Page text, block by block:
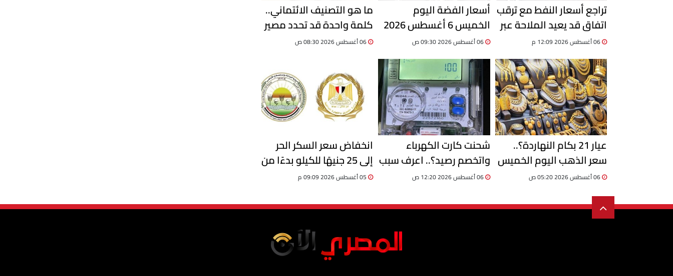
تراجع أسعار النفط مع ترقب
اتفاق قد يعيد الملاحة عبر
مضيق هرمز
أسعار الفضة اليوم
الخميس 6 أغسطس 2026
في مصر وعيار 999 يسجل
99 جنيهًا
06 أغسطس 2026 09:30 ص
ما هو التصنيف الائتماني..
كلمة واحدة قد تحدد مصير
مليارات الدولارات
06 أغسطس 2026 08:30 ص
عيار 21 بكام النهاردة؟..
سعر الذهب اليوم الخميس
6 أغسطس 2026 في مصر
شحنت كارت الكهرباء
واتخصم رصيد؟.. اعرف سبب
خصم فرق أسعار الكهرباء
06 أغسطس 2026 12:20 ص
انخفاض سعر السكر الحر
إلى 25 جنيهًا للكيلو بدءًا من
غد.. التموين تعلن أماكن
05 أغسطس 2026 09:09 م